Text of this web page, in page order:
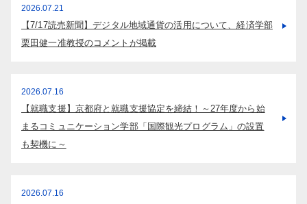
サイト内検索
2026.07.21
【7/17読売新聞】デジタル地域通貨の活用について、経済学部
栗田健一准教授のコメントが掲載
2026.07.16
【就職支援】京都府と就職支援協定を締結！～27年度から始
まるコミュニケーション学部「国際観光プログラム」の設置
も契機に～
2026.07.16